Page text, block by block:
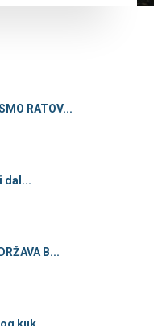
RATOV...
dal...
B...